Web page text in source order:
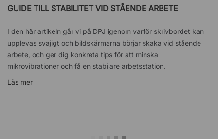
GUIDE TILL STABILITET VID STÅENDE ARBETE
I den här artikeln går vi på DPJ igenom varför skrivbordet kan
upplevas svajigt och bildskärmarna börjar skaka vid stående
arbete, och ger dig konkreta tips för att minska
mikrovibrationer och få en stabilare arbetsstation.
Läs mer